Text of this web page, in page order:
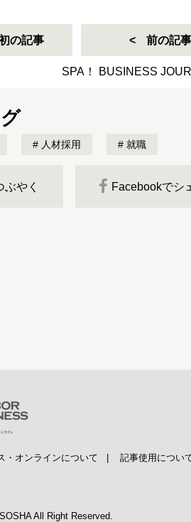
の記事 前の記事
SPA！ BUSINESS
人材採用 就職
ぶやく Facebookでシ
・オンラインについて 記事使用につい
All Right Reserved.